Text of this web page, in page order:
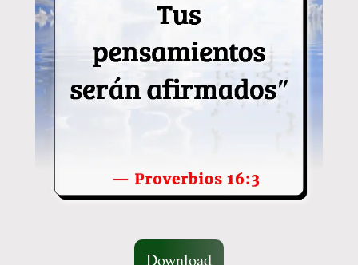
Download